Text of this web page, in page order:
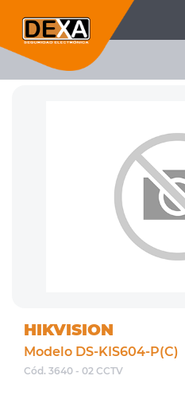
RUBRO SUBRUBRO
HIKVISION
Modelo DS-KIS604-P(C)
Cód. 3640 - 02 CCTV